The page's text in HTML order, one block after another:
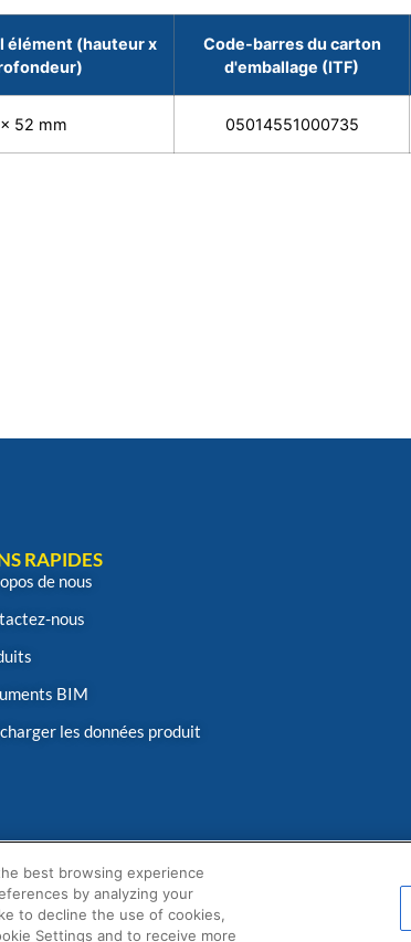
élément (hauteur x
Code-barres du carton
d'emballage (ITF)
52 mm 05014551000735
RAPIDES
de nous
nous
BIM
les données produit
best browsing experience
by analyzing your
to decline the use of cookies,
Settings and to receive more